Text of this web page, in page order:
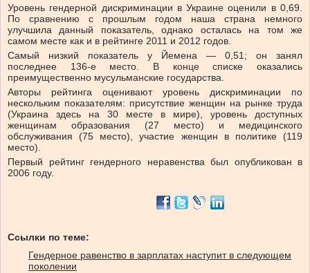
Уровень гендерной дискриминации в Украине оценили в 0,69.
По сравнению с прошлым годом наша страна немного
улучшила данный показатель, однако осталась на том же
самом месте как и в рейтинге 2011 и 2012 годов.
Самый низкий показатель у Йемена — 0,51; он занял
последнее 136-е место. В конце списке оказались
преимущественно мусульманские государства.
Авторы рейтинга оценивают уровень дискриминации по
нескольким показателям: присутствие женщин на рынке труда
(Украина здесь на 30 месте в мире), уровень доступных
женщинам образования (27 место) и медицинского
обслуживания (75 место), участие женщин в политике (119
место).
Первый рейтинг гендерного неравенства был опубликован в
2006 году.
Ссылки по теме:
Гендерное равенство в зарплатах наступит в следующем
поколении